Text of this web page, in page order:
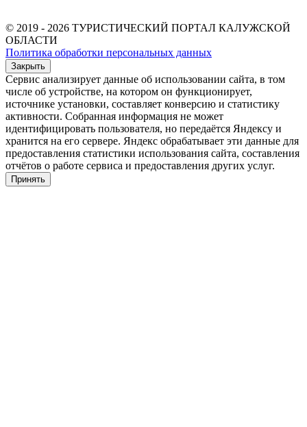
© 2019 - 2026 ТУРИСТИЧЕСКИЙ ПОРТАЛ КАЛУЖСКОЙ
ОБЛАСТИ
Политика обработки персональных данных
Закрыть
Сервис анализирует данные об использовании сайта, в том
числе об устройстве, на котором он функционирует,
источнике установки, составляет конверсию и статистику
активности. Собранная информация не может
идентифицировать пользователя, но передаётся Яндексу и
хранится на его сервере. Яндекс обрабатывает эти данные для
предоставления статистики использования сайта, составления
отчётов о работе сервиса и предоставления других услуг.
Принять